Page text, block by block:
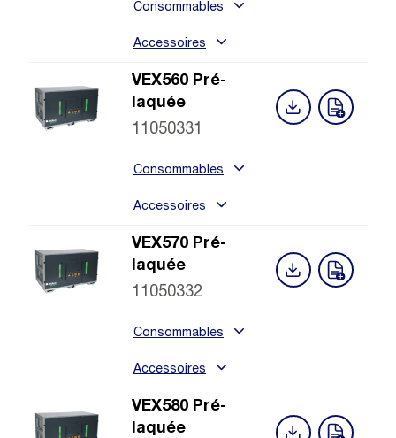
Consommables
Accessoires
VEX560 Pré-
laquée
11050331
Consommables
Accessoires
VEX570 Pré-
laquée
11050332
Consommables
Accessoires
VEX580 Pré-
laquée